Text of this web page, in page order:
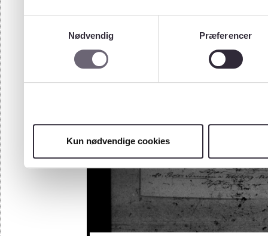
Nødvendig
Præferencer
Kun nødvendige cookies